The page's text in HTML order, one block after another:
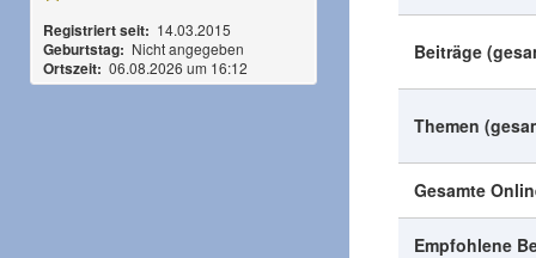
Registriert seit: 14.03.2015
Geburtstag: Nicht angegeben
Ortszeit: 06.08.2026 um 16:12
Beiträge
Themen
Gesamte
Empfohlene